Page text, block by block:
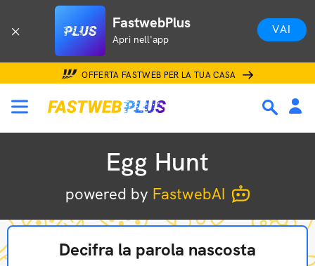
FastwebPlus
Apri nell'app
VAI
OFFERTA FASTWEB PER LA TUA CASA
Egg Hunt
powered by FastwebAI
Decifra la parola nascosta